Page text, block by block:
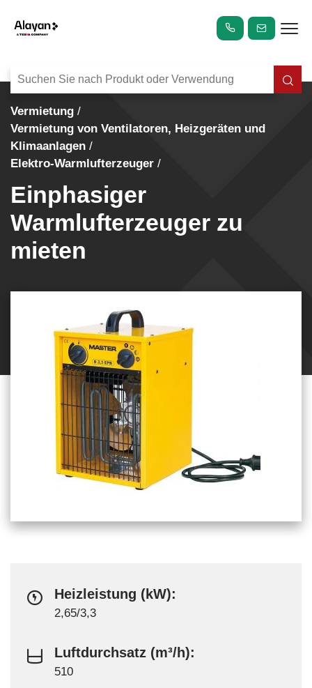
Vermietung
Vermietung von Ventilatoren, Heizgeräten und
Klimaanlagen
Elektro-Warmlufterzeuger
Einphasiger
Warmlufterzeuger zu
mieten
Heizleistung (kW):
2,65/3,3
Luftdurchsatz (m³/h):
510